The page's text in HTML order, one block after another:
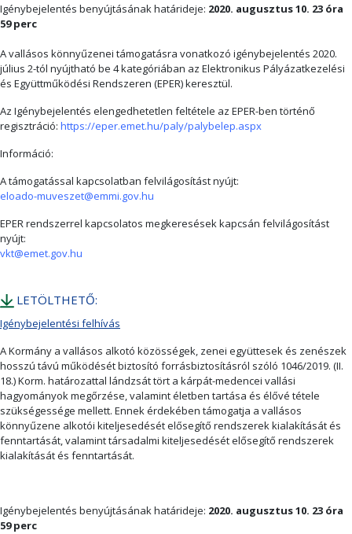
Igénybejelentés benyújtásának határideje: 2020. augusztus 10. 23 óra
59 perc
A vallásos könnyűzenei támogatásra vonatkozó igénybejelentés 2020.
július 2-tól nyújtható be 4 kategóriában az Elektronikus Pályázatkezelési
és Együttműködési Rendszeren (EPER) keresztül.
Az Igénybejelentés elengedhetetlen feltétele az EPER-ben történő
regisztráció: https://eper.emet.hu/paly/palybelep.aspx
Információ:
A támogatással kapcsolatban felvilágosítást nyújt:
eloado-muveszet@emmi.gov.hu
EPER rendszerrel kapcsolatos megkeresések kapcsán felvilágosítást
nyújt:
vkt@emet.gov.hu
LETÖLTHETŐ:
Igénybejelentési felhívás
A Kormány a vallásos alkotó közösségek, zenei együttesek és zenészek
hosszú távú működését biztosító forrásbiztosításról szóló 1046/2019. (II.
18.) Korm. határozattal lándzsát tört a kárpát-medencei vallási
hagyományok megőrzése, valamint életben tartása és élővé tétele
szükségessége mellett. Ennek érdekében támogatja a vallásos
könnyűzene alkotói kiteljesedését elősegítő rendszerek kialakítását és
fenntartását, valamint társadalmi kiteljesedését elősegítő rendszerek
kialakítását és fenntartását.
Igénybejelentés benyújtásának határideje: 2020. augusztus 10. 23 óra
59 perc